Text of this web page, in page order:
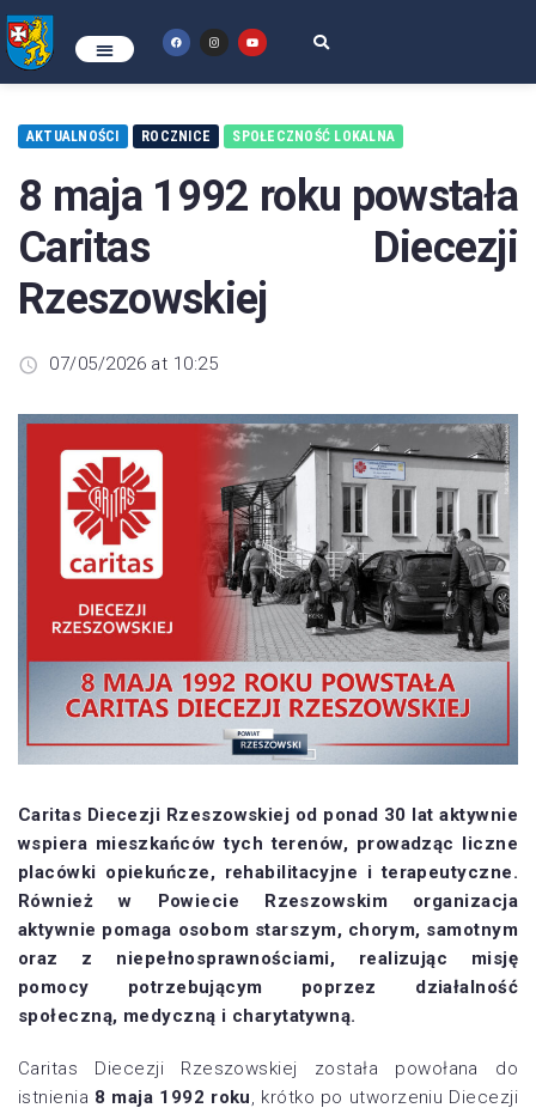
AKTUALNOŚCI ROCZNICE SPOŁECZNOŚĆ LOKALNA
8 maja 1992 roku powstała
Caritas Diecezji
Rzeszowskiej
07/05/2026 at 10:25
Caritas Diecezji Rzeszowskiej od ponad 30 lat aktywnie
wspiera mieszkańców tych terenów, prowadząc liczne
placówki opiekuńcze, rehabilitacyjne i terapeutyczne.
Również w Powiecie Rzeszowskim organizacja
aktywnie pomaga osobom starszym, chorym, samotnym
oraz z niepełnosprawnościami, realizując misję
pomocy potrzebującym poprzez działalność
społeczną, medyczną i charytatywną.
Caritas Diecezji Rzeszowskiej została powołana do
istnienia 8 maja 1992 roku, krótko po utworzeniu Diecezji